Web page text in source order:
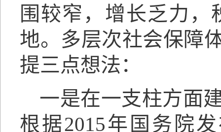
围较窄，增长乏力
地。多层次社会保障
提三点想法：
一是在一支柱方面
根据2015年国务院